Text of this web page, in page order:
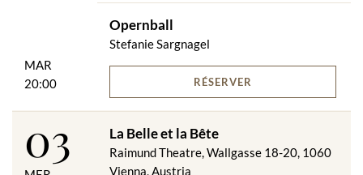
MAR
20:00
Opernball
Stefanie Sargnagel
RÉSERVER
03 La Belle et la Bête
Raimund Theatre, Wallgasse 18-20, 1060
Vienna, Austria